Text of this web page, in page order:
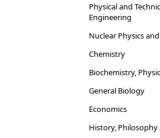
Physical and
Engineering
Nuclear Physics
Chemistry
Biochemistry,
General Biology
Economics
History, Philosophy